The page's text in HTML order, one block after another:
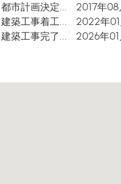
都市計画決定
2017年08
建築工事着工
2022年01
建築工事完了
2026年01